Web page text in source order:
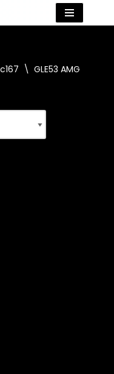
c167 \ GLE53 AMG